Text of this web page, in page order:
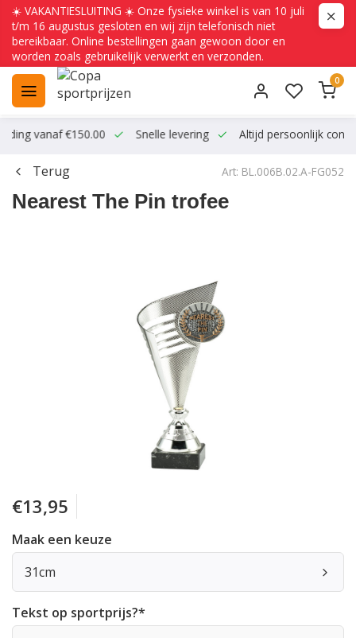
☀️ VAKANTIESLUITING ☀️ Onze fysieke winkel is van 10 juli
t/m 16 augustus gesloten en wij zijn telefonisch niet
bereikbaar. Online bestellingen gaan gewoon door en
worden zoals gebruikelijk verwerkt en verzonden.
0
vanaf €150.00 Snelle levering Altijd persoonlijk
Terug Art: BL.006B.02.A-FG052
Nearest The Pin trofee
€13,95
Maak een keuze
31cm
Tekst op sportprijs?*